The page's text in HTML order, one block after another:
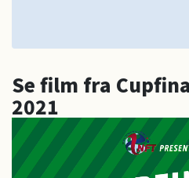
Se film fra
2021